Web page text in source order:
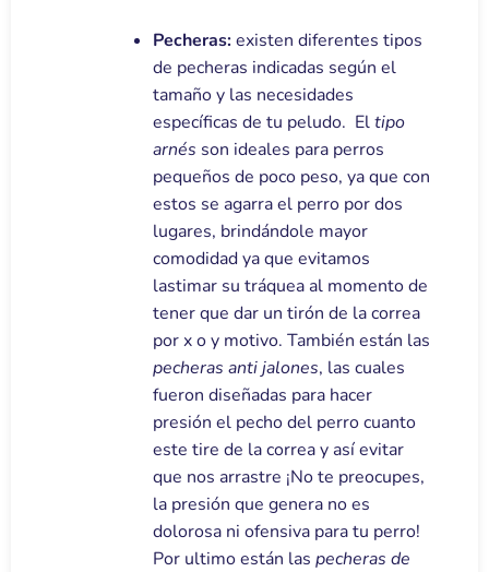
Pecheras:existen diferentes tipos
de pecheras indicadas según el
tamaño y las necesidades
específicas de tu peludo. Eltipo
arnés son ideales para perros
pequeños de poco peso, ya que con
estos se agarra el perro por dos
lugares, brindándole mayor
comodidad ya que evitamos
lastimar su tráquea al momento de
tener que dar un tirón de la correa
por x o y motivo. También están las
pecheras anti jalones, las cuales
fueron diseñadas para hacer
presión el pecho del perro cuanto
este tire de la correa y así evitar
que nos arrastre ¡No te preocupes,
la presión que genera no es
dolorosa ni ofensiva para tu perro!
Por ultimo están las pecheras de